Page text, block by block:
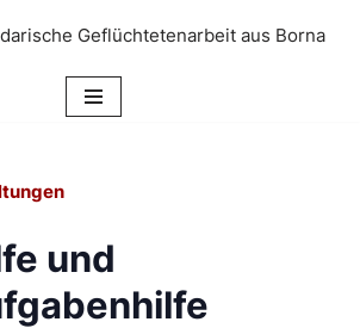
Geflüchtetenarbeit aus Borna
und